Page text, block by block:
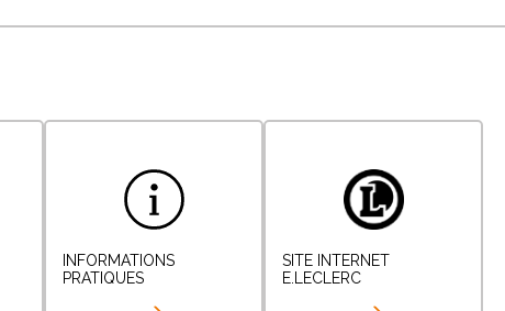
INFORMATIONS
PRATIQUES
SITE INTERNET
E.LECLERC